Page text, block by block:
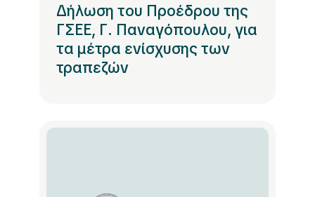
Δήλωση του Προέδρου της
ΓΣΕΕ, Γ. Παναγόπουλου, για
τα μέτρα ενίσχυσης των
τραπεζών